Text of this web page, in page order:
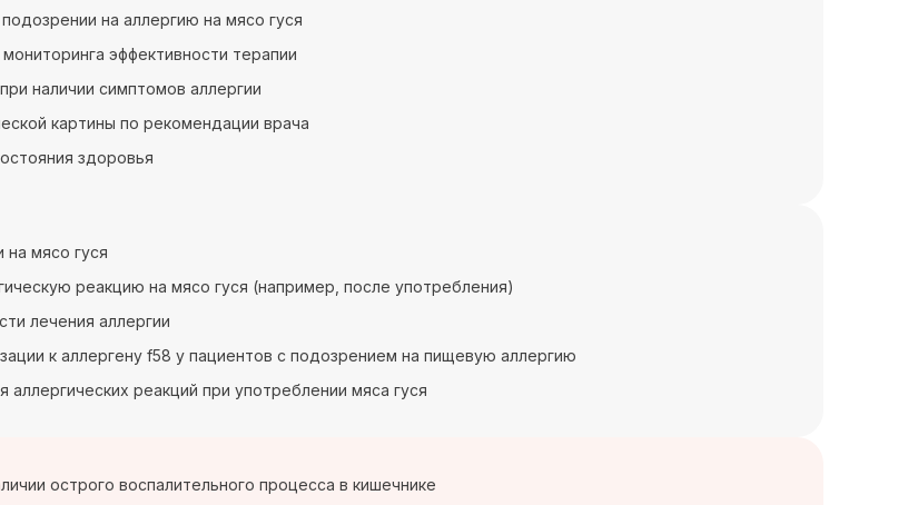
на аллергию на мясо гуся
эффективности терапии
наличии симптомов аллергии
картины по рекомендации врача
здоровья
на мясо гуся
реакцию на мясо гуся (например, после употребления)
лечения аллергии
к аллергену f58 у пациентов с подозрением на пищевую аллергию
аллергических реакций при употреблении мяса гуся
острого воспалительного процесса в кишечнике